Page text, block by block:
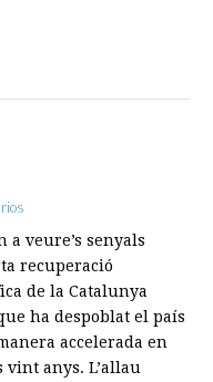
a veure’s senyals
recuperació
de la Catalunya
ha despoblat el país
accelerada en
vint anys. L’allau